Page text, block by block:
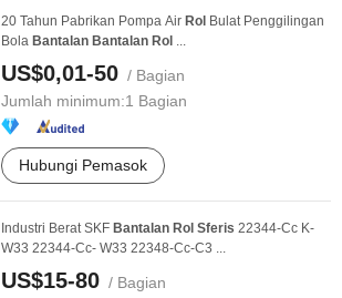
20 Tahun Pabrikan Pompa Air Rol Bulat Penggilingan
Bola Bantalan Bantalan Rol ...
US$0,01-50 / Bagian
Jumlah minimum:1 Bagian
Hubungi Pemasok
Industri Berat SKF Bantalan Rol Sferis 22344-Cc K-
W33 22344-Cc- W33 22348-Cc-C3 ...
US$15-80 / Bagian